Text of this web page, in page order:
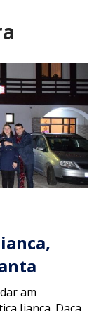
am
Jianca. Daca